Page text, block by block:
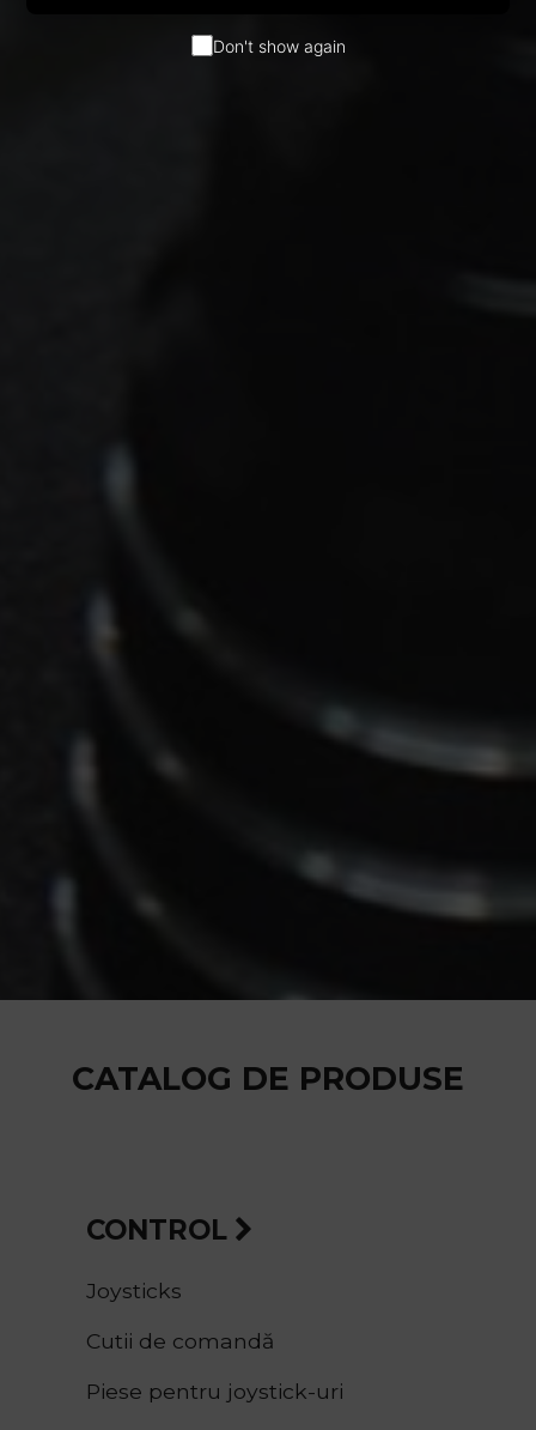
CATALOG DE PRODUSE
CONTROL
Joysticks
Cutii de comandă
Piese pentru joystick-uri
Don't show again